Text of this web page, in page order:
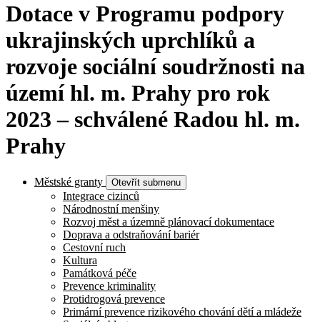
Dotace v Programu podpory
ukrajinských uprchlíků a
rozvoje sociální soudržnosti na
území hl. m. Prahy pro rok
2023 – schválené Radou hl. m.
Prahy
Městské granty Otevřít submenu
Integrace cizinců
Národnostní menšiny
Rozvoj měst a územně plánovací dokumentace
Doprava a odstraňování bariér
Cestovní ruch
Kultura
Památková péče
Prevence kriminality
Protidrogová prevence
Primární prevence rizikového chování dětí a mládeže